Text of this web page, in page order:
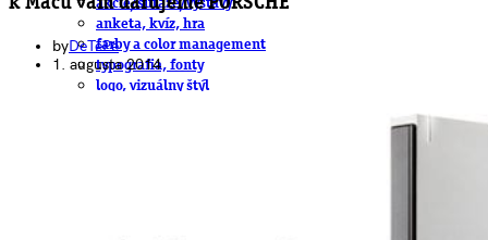
akcie/súťaže/výstavy
anketa, kvíz, hra
farby a color management
typografia, fonty
logo, vizuálny štýl
byDeTePe
1. augusta 2014